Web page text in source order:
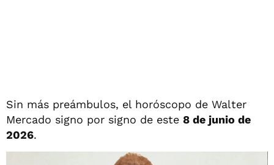
Sin más preámbulos, el horóscopo de Walter
Mercado signo por signo de este 8 de junio de
2026.